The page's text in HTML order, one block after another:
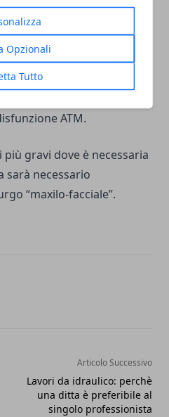
Opzionali
Tutto
della cura dei disturbi
il Gnatologo che per
dell’occlusione, in grado di
ATM.
gravi dove è necessaria
sarà necessario
“maxilo-facciale”.
Articolo Successivo
Lavori da idraulico: perchè
una ditta è preferibile al
singolo professionista